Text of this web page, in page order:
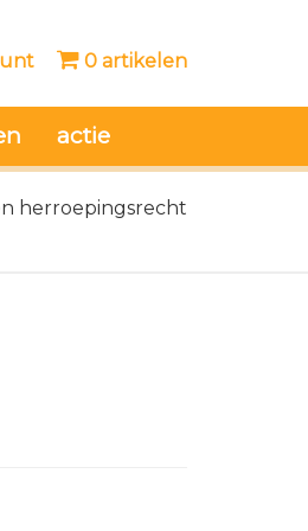
0 artikelen
actie
herroepingsrecht